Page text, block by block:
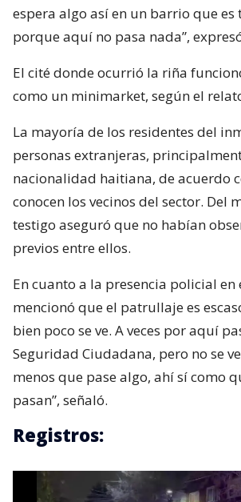
espera algo así en un barrio que
porque aquí no pasa nada”,
El cité donde ocurrió la riña
como un minimarket, según el
La mayoría de los residentes del
personas extranjeras,
nacionalidad haitiana, de acuerdo
conocen los vecinos del sector. Del
testigo aseguró que no habían
previos entre ellos.
En cuanto a la presencia policial en
mencionó que el patrullaje es
bien poco se ve. A veces por aquí
Seguridad Ciudadana, pero no se
menos que pase algo, ahí sí como
pasan”, señaló.
Registros: